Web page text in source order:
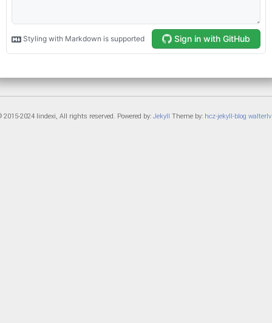
2015-2024 lindexi, All rights reserved. Powered by: Jekyll Theme by: hcz-jekyll-blog walterlv